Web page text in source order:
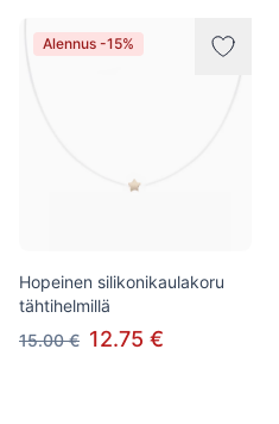
Alennus -15%
Hopeinen silikonikaulakoru
tähtihelmillä
15.00 € 12.75 €